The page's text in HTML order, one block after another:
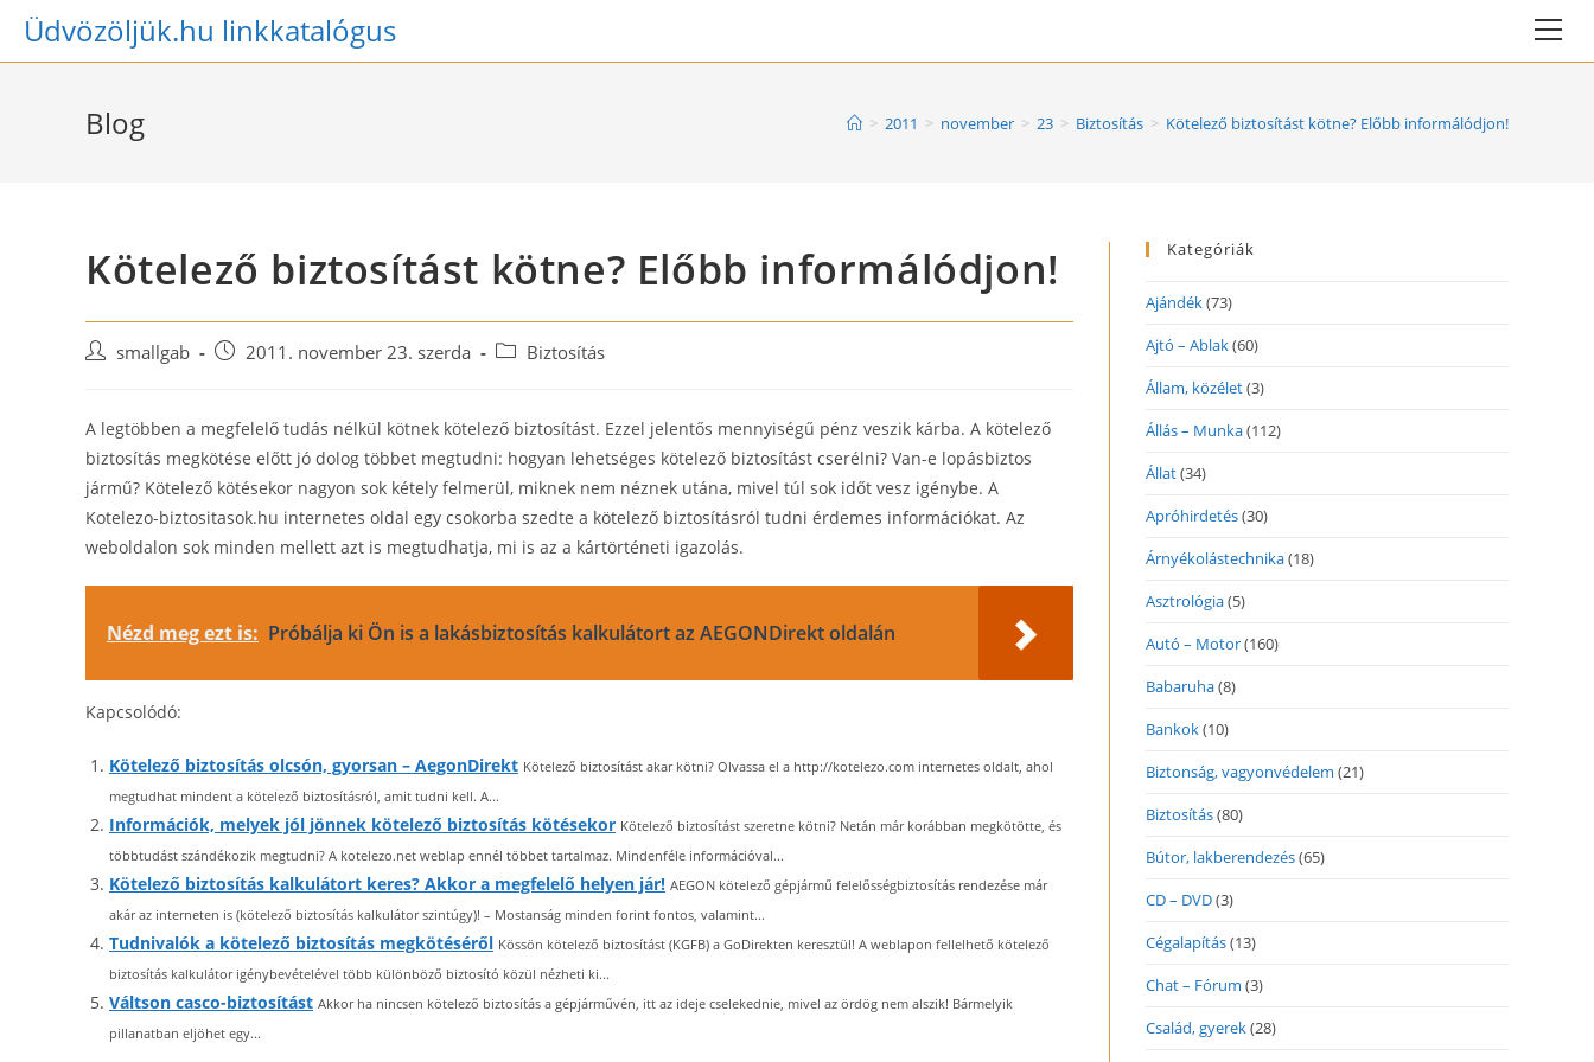
SkipÜdvözöljük.hu linkkatalógus
Blog > 2011 > november > 23 > Biztosítás > Kötelező biztosítást kötne? Előbb informálódjon!
Kötelező biztosítást kötne? Előbb informálódjon!
Post smallgab
Post 2011. november 23. szerda
Post Biztosítás
A legtöbben a megfelelő tudás nélkül kötnek kötelező biztosítást. Ezzel jelentős mennyiségű pénz veszik kárba. A kötelező
biztosítás megkötése előtt jó dolog többet megtudni: hogyan lehetséges kötelező biztosítást cserélni? Van-e lopásbiztos
jármű? Kötelező kötésekor nagyon sok kétely felmerül, miknek nem néznek utána, mivel túl sok időt vesz igénybe. A
Kotelezo-biztositasok.hu internetes oldal egy csokorba szedte a kötelező biztosításról tudni érdemes információkat. Az
weboldalon sok minden mellett azt is megtudhatja, mi is az a kártörténeti igazolás.
Nézd meg ezt is: Próbálja ki Ön is a lakásbiztosítás kalkulátort az AEGONDirekt oldalán
Kapcsolódó:
Kötelező biztosítás olcsón, gyorsan – AegonDirekt Kötelező biztosítást akar kötni? Olvassa el a http://kotelezo.com internetes oldalt, ahol
megtudhat mindent a kötelező biztosításról, amit tudni kell. A...
Információk, melyek jól jönnek kötelező biztosítás kötésekor Kötelező biztosítást szeretne kötni? Netán már korábban megkötötte, és
többtudást szándékozik megtudni? A kotelezo.net weblap ennél többet tartalmaz. Mindenféle információval...
Kötelező biztosítás kalkulátort keres? Akkor a megfelelő helyen jár! AEGON kötelező gépjármű felelősségbiztosítás rendezése már
akár az interneten is (kötelező biztosítás kalkulátor szintúgy)! – Mostanság minden forint fontos, valamint...
Tudnivalók a kötelező biztosítás megkötéséről Kössön kötelező biztosítást (KGFB) a GoDirekten keresztül! A weblapon fellelhető kötelező
biztosítás kalkulátor igénybevételével több különböző biztosító közül nézheti ki...
Váltson casco-biztosítást Akkor ha nincsen kötelező biztosítás a gépjárművén, itt az ideje cselekednie, mivel az ördög nem alszik! Bármelyik
pillanatban eljöhet egy...
Kategóriák
Ajándék(73)
Ajtó – Ablak(60)
Állam, közélet(3)
Állás – Munka(112)
Állat(34)
Apróhirdetés(30)
Árnyékolástechnika(18)
Asztrológia(5)
Autó – Motor(160)
Babaruha(8)
Bankok(10)
Biztonság, vagyonvédelem (21)
Biztosítás(80)
Bútor, lakberendezés(65)
CD – DVD(3)
Cégalapítás(13)
Chat – Fórum (3)
Család, gyerek(28)